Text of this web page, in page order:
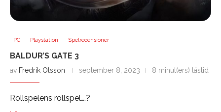
PC Playstation Spelrecensioner
BALDUR’S GATE 3
av Fredrik Olsson september 8, 2023 8 minut(ers) lästid
Rollspelens rollspel….?